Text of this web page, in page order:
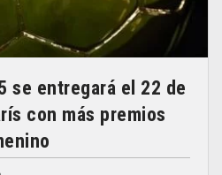
se entregará el 22 de
con más premios